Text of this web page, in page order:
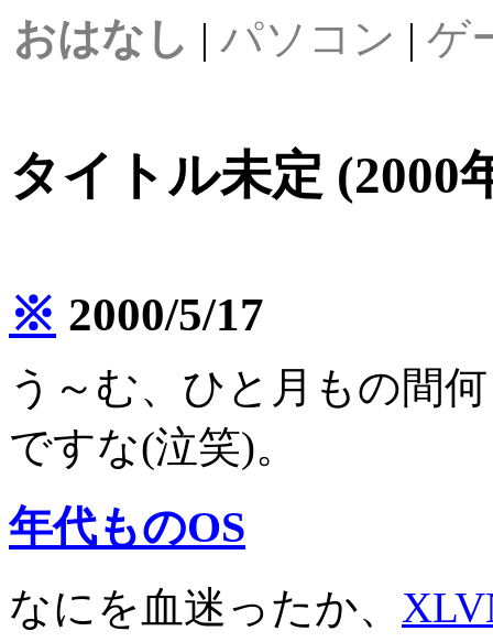
おはなし | パソコン | ゲ
タイトル未定 (2000
※ 2000/5/17
う～む、ひと月もの間
ですな(泣笑)。
年代ものOS
なにを血迷ったか、